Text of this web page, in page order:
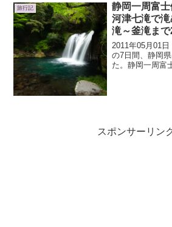
旅行記
静岡一周富
河津七滝で
滝～釜滝ま
2011年05月01日
の7日間、静岡
た。静岡一周富
スポンサーリン